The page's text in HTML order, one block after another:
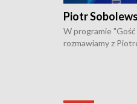
Piotr
W programie
rozmawiamy z